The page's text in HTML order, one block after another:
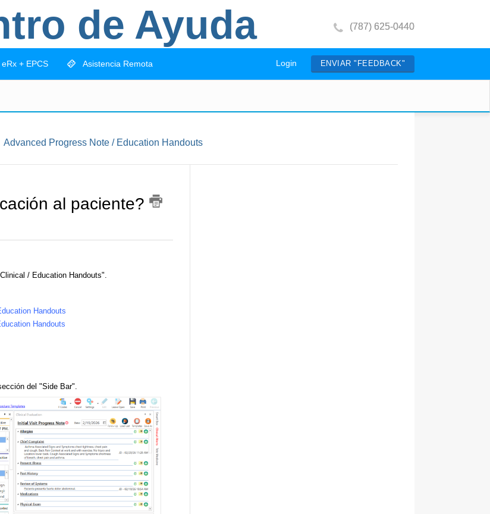
de Ayuda (787) 625-0440
eRx + EPCS Asistencia Remota Login ENVIAR "FEEDBACK"
Advanced Progress Note / Education Handouts
al paciente?
/ Education Handouts".
Handouts
Handouts
del "Side Bar".